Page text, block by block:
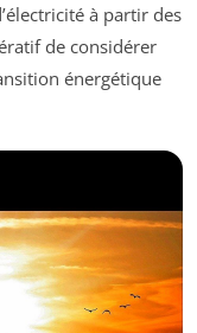
à partir des
de considérer
énergétique